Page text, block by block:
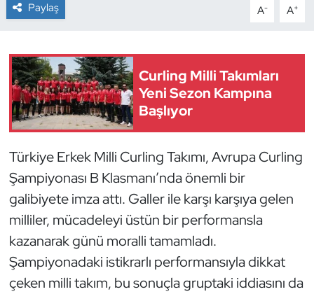
Paylaş A- A+
Curling Milli Takımları
Yeni Sezon Kampına
Başlıyor
Türkiye Erkek Milli Curling Takımı, Avrupa Curling
Şampiyonası B Klasmanı’nda önemli bir
galibiyete imza attı. Galler ile karşı karşıya gelen
milliler, mücadeleyi üstün bir performansla
kazanarak günü moralli tamamladı.
Şampiyonadaki istikrarlı performansıyla dikkat
çeken milli takım, bu sonuçla gruptaki iddiasını da
Dağcılık
Dans Sporları
Dövüş Sanatı
E-Spor
Eskrim
Futbol
Futsal
Genel